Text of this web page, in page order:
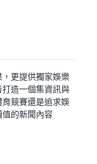
更提供獨家娛樂
造一個集資訊與
競賽還是追求娛
的新聞內容